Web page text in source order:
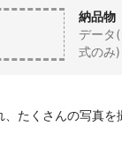
納品物
データ
式のみ)
たくさんの写真を